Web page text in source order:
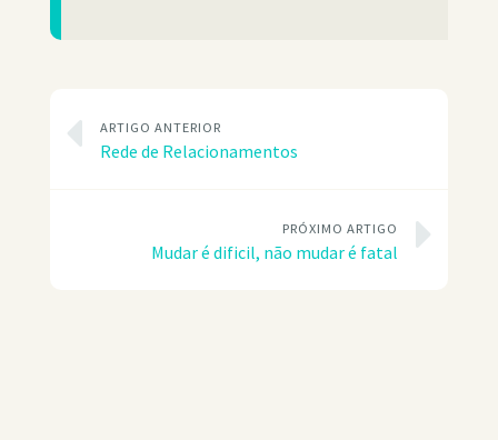
ARTIGO ANTERIOR
Rede de Relacionamentos
PRÓXIMO ARTIGO
Mudar é dificil, não mudar é fatal